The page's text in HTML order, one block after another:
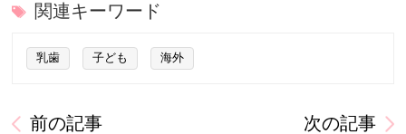
関連キーワード
乳歯 子ども 海外
前の記事 次の記事